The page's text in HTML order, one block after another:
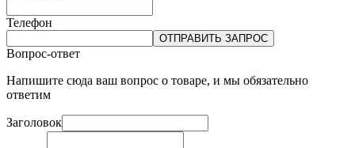
Телефон
ОТПРАВИТЬ ЗАПРОС
Вопрос-ответ
Напишите сюда ваш вопрос о товаре, и мы обязательно
ответим
Заголовок